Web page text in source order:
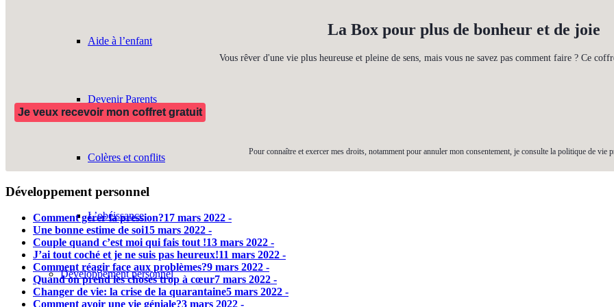
Aide à l’enfant
Devenir Parents
Colères et conflits
L’obéissance
Développement personnel
La Box pour plus de bonheur et de joie
Vous rêver d'une vie plus heureuse et pleine de sens, mais vous ne savez pas comment faire ? Ce
Je veux recevoir mon coffret gratuit
Pour connaître et exercer mes droits, notamment pour annuler mon consentement, je consulte la politique de vie
Développement personnel
Comment gérer la pression?17 mars 2022 -
Une bonne estime de soi15 mars 2022 -
Couple quand c’est moi qui fais tout !13 mars 2022 -
J’ai tout coché et je ne suis pas heureux!11 mars 2022 -
Comment réagir face aux problèmes?9 mars 2022 -
Quand on prend les choses trop à cœur7 mars 2022 -
Changer de vie: la crise de la quarantaine5 mars 2022 -
Comment avoir une vie géniale?3 mars 2022 -